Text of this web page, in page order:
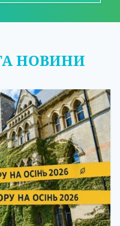
НОВИНИ